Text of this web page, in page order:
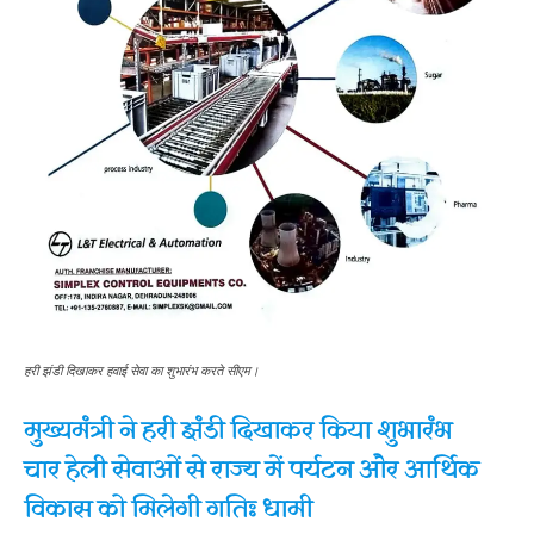
हरी झंडी दिखाकर हवाई सेवा का शुभारंभ करते सीएम।
मुख्यमंत्री ने हरी झंडी दिखाकर किया शुभारंभ
चार हेली सेवाओं से राज्य में पर्यटन और आर्थिक
विकास को मिलेगी गतिः धामी